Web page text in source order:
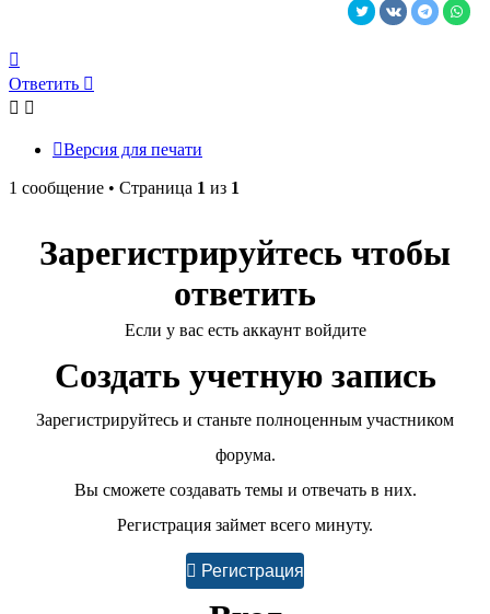
к
началу
Ответить
Версия для печати
1 сообщение • Страница 1 из 1
Зарегистрируйтесь чтобы
ответить
Если у вас есть аккаунт войдите
Создать учетную запись
Зарегистрируйтесь и станьте полноценным участником
форума.
Вы сможете создавать темы и отвечать в них.
Регистрация займет всего минуту.
Регистрация